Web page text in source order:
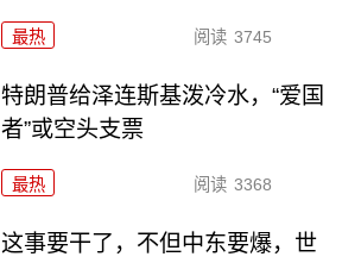
最热 阅读 3745
特朗普给泽连斯基泼冷水，“爱国
者”或空头支票
最热 阅读 3368
这事要干了，不但中东要爆，世